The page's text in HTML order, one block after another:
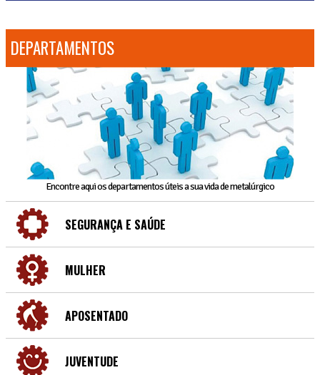
DEPARTAMENTOS
Encontre aqui os departamentos úteis a sua vida de metalúrgico
SEGURANÇA E SAÚDE
MULHER
APOSENTADO
JUVENTUDE